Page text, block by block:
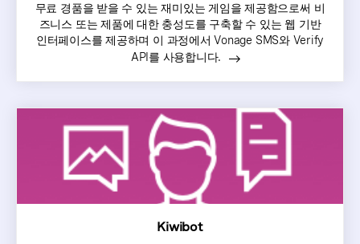
무료 경품을 받을 수 있는 재미있는 게임을 제공함으로써 비
즈니스 또는 제품에 대한 충성도를 구축할 수 있는 웹 기반
인터페이스를 제공하며 이 과정에서 Vonage SMS와 Verify
API를 사용합니다.
Kiwibot